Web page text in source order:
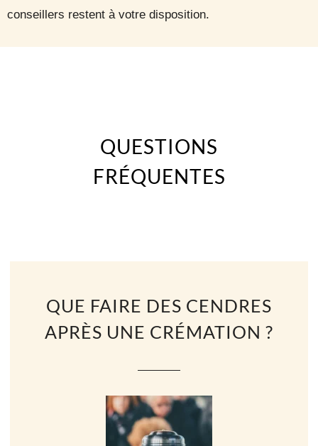
conseillers restent à votre disposition.
QUESTIONS
FRÉQUENTES
QUE FAIRE DES CENDRES
APRÈS UNE CRÉMATION ?